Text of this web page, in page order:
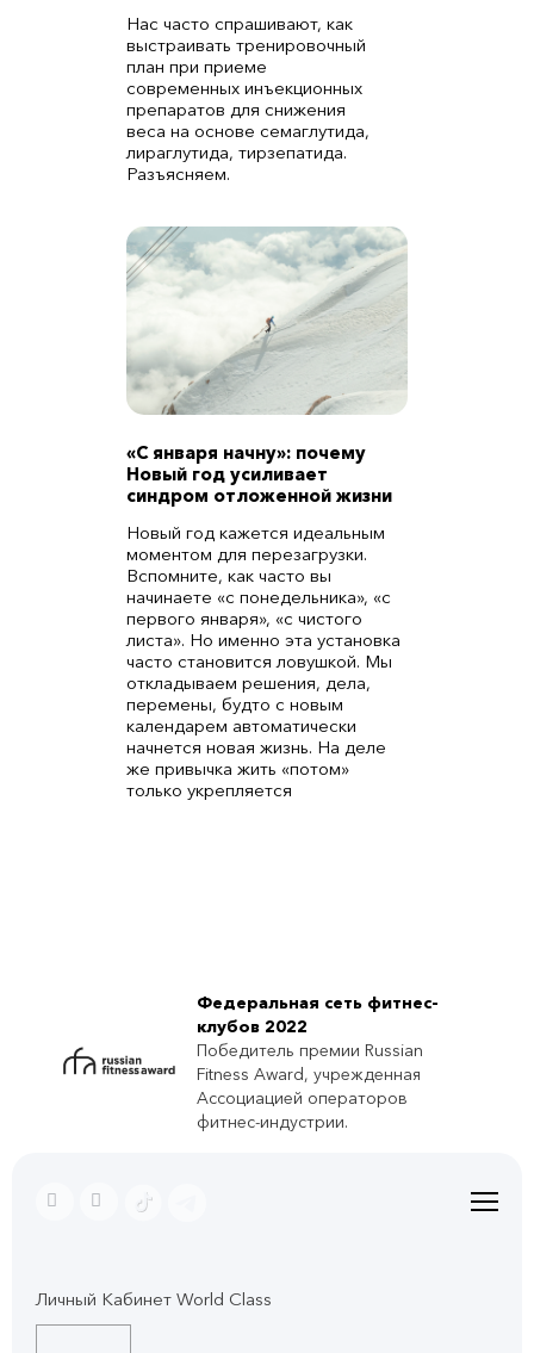
Нас часто спрашивают, как
выстраивать тренировочный
план при приеме
современных инъекционных
препаратов для снижения
веса на основе семаглутида,
лираглутида, тирзепатида.
Разъясняем.
«С января начну»: почему
Новый год усиливает
синдром отложенной жизни
Новый год кажется идеальным
моментом для перезагрузки.
Вспомните, как часто вы
начинаете «с понедельника», «с
первого января», «с чистого
листа». Но именно эта установка
часто становится ловушкой. Мы
откладываем решения, дела,
перемены, будто с новым
календарем автоматически
начнется новая жизнь. На деле
же привычка жить «потом»
только укрепляется
Федеральная сеть фитнес-
клубов 2022
Победитель премии Russian
Fitness Award, учрежденная
Ассоциацией операторов
фитнес-индустрии.
Личный Кабинет World Class